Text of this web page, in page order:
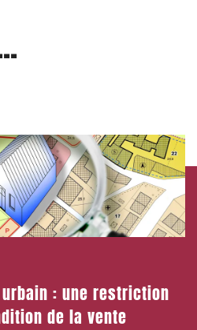
: une restriction
de la vente
données et conformité
Fusions-Acquisitions